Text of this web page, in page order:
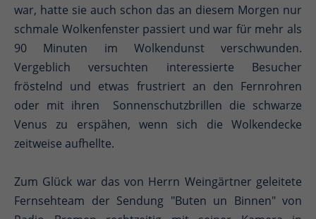
war, hatte sie auch schon das an diesem Morgen nur
schmale Wolkenfenster passiert und war für mehr als
90 Minuten im Wolkendunst verschwunden.
Vergeblich versuchten interessierte Besucher
fröstelnd und etwas frustriert an den Fernrohren
oder mit ihren Sonnenschutzbrillen die schwarze
Venus zu erspähen, wenn sich die Wolkendecke
zeitweise aufhellte.
Zum Glück war das von Herrn Weingärtner geleitete
Fernsehteam der Sendung "Buten un Binnen" von